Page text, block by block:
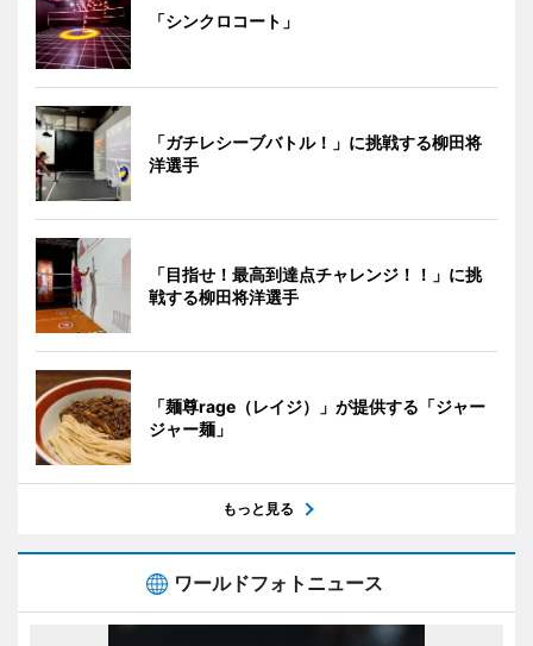
「シンクロコート」
「ガチレシーブバトル！」に挑戦する柳田将
洋選手
「目指せ！最高到達点チャレンジ！！」に挑
戦する柳田将洋選手
「麺尊rage（レイジ）」が提供する「ジャー
ジャー麺」
もっと見る
ワールドフォトニュース